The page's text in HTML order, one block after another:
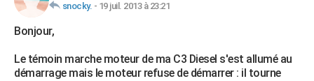
Retraite
Impôts
Epargne
Immobilier
Risques naturels par ville
Banque
Assurance
Crédit
AUTO
Essais
Réserver un essai
Citadines
Berlines
SUV
Forum auto
+HIGH-TECH
Mobiles
Meilleur smartphone
Internet
Ordinateurs
Jeux vidéo
Guide high-tech
+BRICOLAGE
snocky. - 19 juil. 2013 à 23:21
Bonjour,
Le témoin marche moteur de ma C3 Diesel s'est allumé au
démarrage mais le moteur refuse de démarrer : il tourne